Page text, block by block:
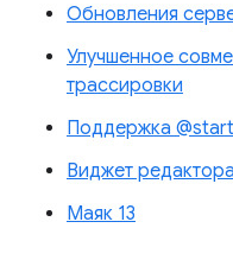
Обновления
Улучшенное
трассировки
Поддержка
Виджет
Маяк 13